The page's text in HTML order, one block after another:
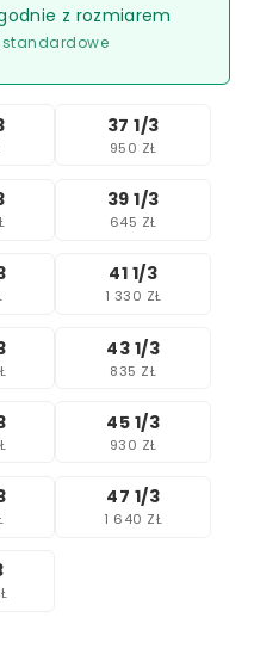
z rozmiarem
37 1/3
950 ZŁ
39 1/3
645 ZŁ
41 1/3
1 330 ZŁ
43 1/3
835 ZŁ
45 1/3
930 ZŁ
47 1/3
1 640 ZŁ